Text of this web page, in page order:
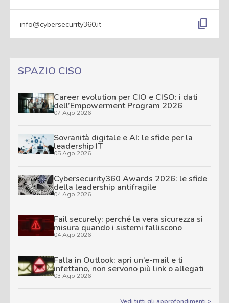
info@cybersecurity360.it content_copy
SPAZIO CISO
Career evolution per CIO e CISO: i dati
dell’Empowerment Program 2026
07 Ago 2026
Sovranità digitale e AI: le sfide per la
leadership IT
05 Ago 2026
Cybersecurity360 Awards 2026: le sfide
della leadership antifragile
04 Ago 2026
Fail securely: perché la vera sicurezza si
misura quando i sistemi falliscono
04 Ago 2026
Falla in Outlook: apri un’e-mail e ti
infettano, non servono più link o allegati
03 Ago 2026